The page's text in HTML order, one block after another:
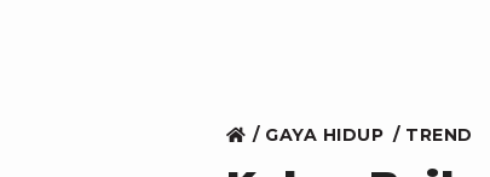
GAYA HIDUP TREND